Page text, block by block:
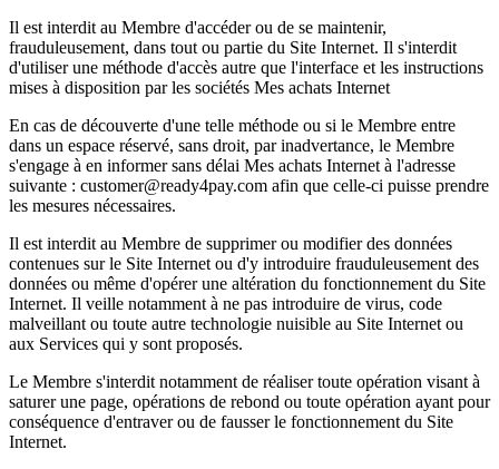
Il est interdit au Membre d'accéder ou de se maintenir,
frauduleusement, dans tout ou partie du Site Internet. Il s'interdit
d'utiliser une méthode d'accès autre que l'interface et les instructions
mises à disposition par les sociétés Mes achats Internet
En cas de découverte d'une telle méthode ou si le Membre entre
dans un espace réservé, sans droit, par inadvertance, le Membre
s'engage à en informer sans délai Mes achats Internet à l'adresse
suivante : customer@ready4pay.com afin que celle-ci puisse prendre
les mesures nécessaires.
Il est interdit au Membre de supprimer ou modifier des données
contenues sur le Site Internet ou d'y introduire frauduleusement des
données ou même d'opérer une altération du fonctionnement du Site
Internet. Il veille notamment à ne pas introduire de virus, code
malveillant ou toute autre technologie nuisible au Site Internet ou
aux Services qui y sont proposés.
Le Membre s'interdit notamment de réaliser toute opération visant à
saturer une page, opérations de rebond ou toute opération ayant pour
conséquence d'entraver ou de fausser le fonctionnement du Site
Internet.